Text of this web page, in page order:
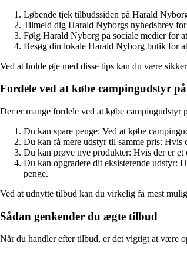
Løbende tjek tilbudssiden på Harald
Tilmeld dig Harald Nyborgs nyhedsbrev
Følg Harald Nyborg på sociale medier for
Besøg din lokale Harald Nyborg butik for
Ved at holde øje med disse tips kan du være
Fordele ved at købe campingudstyr
Der er mange fordele ved at købe campingudstyr
Du kan spare penge: Ved at købe
Du kan få mere udstyr til samme pris:
Du kan prøve nye produkter: Hvis der er
Du kan opgradere dit eksisterende udstyr:
penge.
Ved at udnytte tilbud kan du virkelig få mest
Sådan genkender du ægte tilbud
Når du handler efter tilbud, er det vigtigt at være